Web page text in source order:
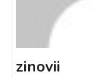
zinovii